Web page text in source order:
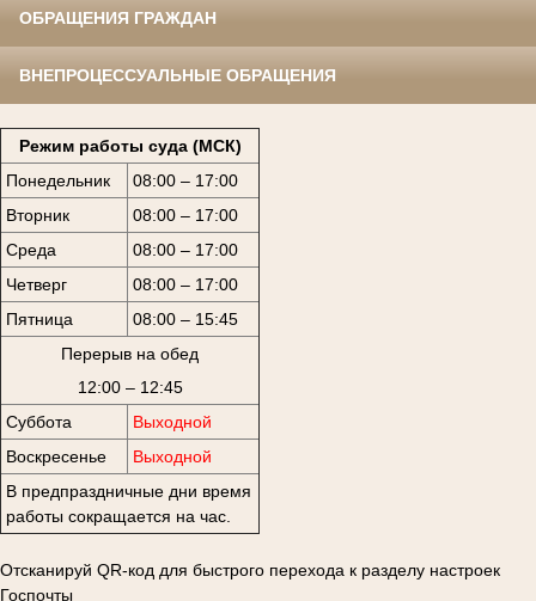
ОБРАЩЕНИЯ ГРАЖДАН
ВНЕПРОЦЕССУАЛЬНЫЕ ОБРАЩЕНИЯ
Режим работы суда (МСК)
Понедельник
08:00 – 17:00
Вторник
08:00 – 17:00
Среда
08:00 – 17:00
Четверг
08:00 – 17:00
Пятница
08:00 – 15:45
Перерыв на обед
12:00 – 12:45
Суббота
Выходной
Воскресенье
Выходной
В предпраздничные дни время
работы сокращается на час.
Отсканируй QR-код для быстрого перехода к разделу настроек
Госпочты